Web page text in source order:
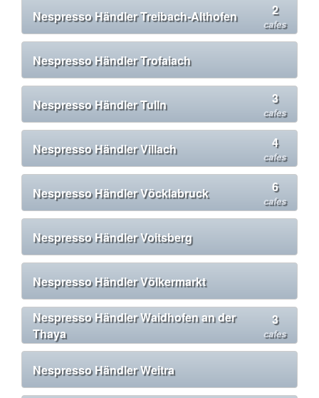
Nespresso Händler Treibach-Althofen 2
cafes
Nespresso Händler Trofaiach
Nespresso Händler Tulln 3
cafes
Nespresso Händler Villach 4
cafes
Nespresso Händler Vöcklabruck 6
cafes
Nespresso Händler Voitsberg
Nespresso Händler Völkermarkt
Nespresso Händler Waidhofen an der
Thaya
3
cafes
Nespresso Händler Weitra